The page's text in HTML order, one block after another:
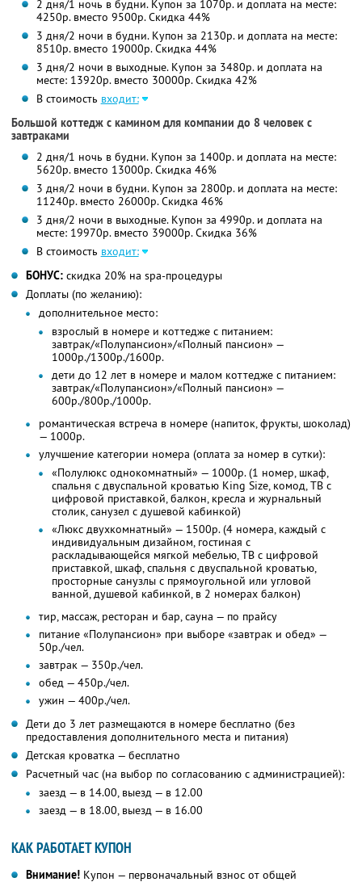
2 дня/1 ночь в будни. Купон за 1070р. и доплата на месте:
4250р. вместо 9500р. Скидка 44%
3 дня/2 ночи в будни. Купон за 2130р. и доплата на месте:
8510р. вместо 19000р. Скидка 44%
3 дня/2 ночи в выходные. Купон за 3480р. и доплата на
месте: 13920р. вместо 30000р. Скидка 42%
В стоимость входит:
Большой коттедж с камином для компании до 8 человек с
завтраками
2 дня/1 ночь в будни. Купон за 1400р. и доплата на месте:
5620р. вместо 13000р. Скидка 46%
3 дня/2 ночи в будни. Купон за 2800р. и доплата на месте:
11240р. вместо 26000р. Скидка 46%
3 дня/2 ночи в выходные. Купон за 4990р. и доплата на
месте: 19970р. вместо 39000р. Скидка 36%
В стоимость входит:
БОНУС: скидка 20% на spa-процедуры
Доплаты (по желанию):
дополнительное место:
взрослый в номере и коттедже с питанием:
завтрак/«Полупансион»/«Полный пансион» —
1000р./1300р./1600р.
дети до 12 лет в номере и малом коттедже с питанием:
завтрак/«Полупансион»/«Полный пансион» —
600р./800р./1000р.
романтическая встреча в номере (напиток, фрукты, шоколад)
— 1000р.
улучшение категории номера (оплата за номер в сутки):
«Полулюкс однокомнатный» — 1000р. (1 номер, шкаф,
спальня с двуспальной кроватью King Size, комод, ТВ с
цифровой приставкой, балкон, кресла и журнальный
столик, санузел с душевой кабинкой)
«Люкс двухкомнатный» — 1500р. (4 номера, каждый с
индивидуальным дизайном, гостиная с
раскладывающейся мягкой мебелью, ТВ с цифровой
приставкой, шкаф, спальня с двуспальной кроватью,
просторные санузлы с прямоугольной или угловой
ванной, душевой кабинкой, в 2 номерах балкон)
тир, массаж, ресторан и бар, сауна — по прайсу
питание «Полупансион» при выборе «завтрак и обед» —
50р./чел.
завтрак — 350р./чел.
обед — 450р./чел.
ужин — 400р./чел.
Дети до 3 лет размещаются в номере бесплатно (без
предоставления дополнительного места и питания)
Детская кроватка — бесплатно
Расчетный час (на выбор по согласованию с администрацией):
заезд — в 14.00, выезд — в 12.00
заезд — в 18.00, выезд — в 16.00
КАК РАБОТАЕТ КУПОН
Внимание! Купон — первоначальный взнос от общей